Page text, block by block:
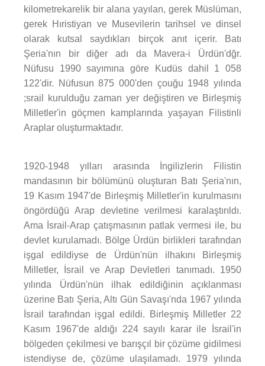
kilometrekarelik bir alana yayılan, gerek Müslüman,
gerek Hıristiyan ve Musevilerin tarihsel ve dinsel
olarak kutsal saydıkları birçok anıt içerir. Batı
Şeria'nın bir diğer adı da Mavera-i Ürdün'dğr.
Nüfusu 1990 sayımına göre Kudüs dahil 1 058
122'dir. Nüfusun 875 000'den çouğu 1948 yılında
;srail kurulduğu zaman yer değiştiren ve Birleşmiş
Milletler'in göçmen kamplarında yaşayan Filistinli
Araplar oluşturmaktadır.
1920-1948 yılları arasında İngilizlerin Filistin
mandasının bir bölümünü oluşturan Batı Şeria'nın,
19 Kasım 1947'de Birleşmiş Milletler'in kurulmasını
öngördüğü Arap devletine verilmesi karalaştırıldı.
Ama İsrail-Arap çatışmasının patlak vermesi ile, bu
devlet kurulamadı. Bölge Ürdün birlikleri tarafından
işgal edildiyse de Ürdün'nün ilhakını Birleşmiş
Milletler, İsrail ve Arap Devletleri tanımadı. 1950
yılında Ürdün'nün ilhak edildiğinin açıklanması
üzerine Batı Şeria, Altı Gün Savaşı'nda 1967 yılında
İsrail tarafından işgal edildi. Birleşmiş Milletler 22
Kasım 1967'de aldığı 224 sayılı karar ile İsrail'in
bölgeden çekilmesi ve barışçıl bir çözüme gidilmesi
istendiyse de, çözüme ulaşılamadı. 1979 yılında